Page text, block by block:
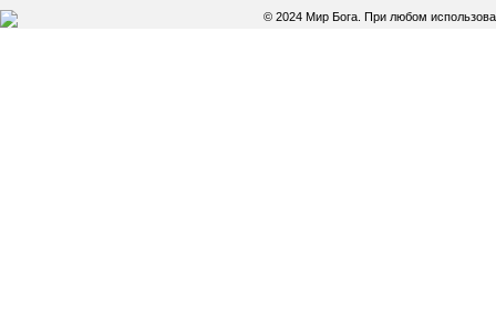
© 2024 Мир Бога. При любом